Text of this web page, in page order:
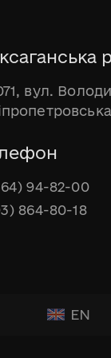
вул.
94-82-00
864-80-18
EN